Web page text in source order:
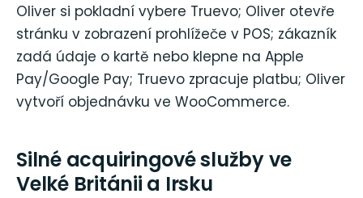
Oliver si pokladní vybere Truevo; Oliver otevře
stránku v zobrazení prohlížeče v POS; zákazník
zadá údaje o kartě nebo klepne na Apple
Pay/Google Pay; Truevo zpracuje platbu; Oliver
vytvoří objednávku ve WooCommerce.
Silné acquiringové služby ve
Velké Británii a Irsku